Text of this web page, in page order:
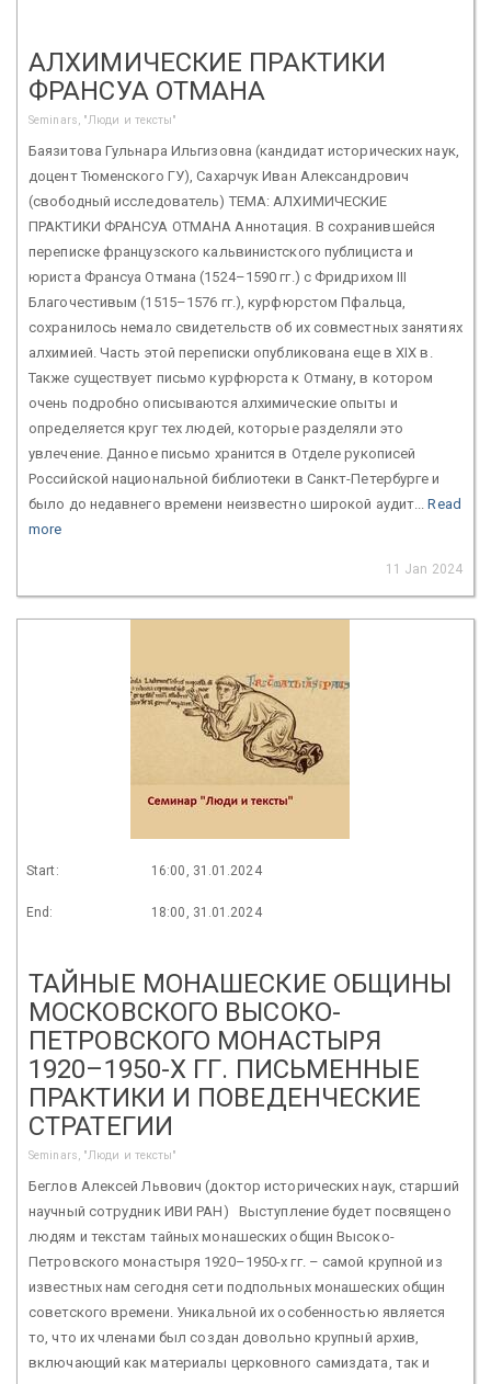
АЛХИМИЧЕСКИЕ ПРАКТИКИ
ФРАНСУА ОТМАНА
Seminars, "Люди и тексты"
Баязитова Гульнара Ильгизовна (кандидат исторических наук,
доцент Тюменского ГУ), Сахарчук Иван Александрович
(свободный исследователь) ТЕМА: АЛХИМИЧЕСКИЕ
ПРАКТИКИ ФРАНСУА ОТМАНА Аннотация. В сохранившейся
переписке французского кальвинистского публициста и
юриста Франсуа Отмана (1524–1590 гг.) с Фридрихом III
Благочестивым (1515–1576 гг.), курфюрстом Пфальца,
сохранилось немало свидетельств об их совместных занятиях
алхимией. Часть этой переписки опубликована еще в XIX в.
Также существует письмо курфюрста к Отману, в котором
очень подробно описываются алхимические опыты и
определяется круг тех людей, которые разделяли это
увлечение. Данное письмо хранится в Отделе рукописей
Российской национальной библиотеки в Санкт-Петербурге и
было до недавнего времени неизвестно широкой аудит...Read
more
11 Jan 2024
Start: 16:00, 31.01.2024
End: 18:00, 31.01.2024
ТАЙНЫЕ МОНАШЕСКИЕ ОБЩИНЫ
МОСКОВСКОГО ВЫСОКО-
ПЕТРОВСКОГО МОНАСТЫРЯ
1920–1950-Х ГГ. ПИСЬМЕННЫЕ
ПРАКТИКИ И ПОВЕДЕНЧЕСКИЕ
СТРАТЕГИИ
Seminars, "Люди и тексты"
Беглов Алексей Львович (доктор исторических наук, старший
научный сотрудник ИВИ РАН) Выступление будет посвящено
людям и текстам тайных монашеских общин Высоко-
Петровского монастыря 1920–1950-х гг. – самой крупной из
известных нам сегодня сети подпольных монашеских общин
советского времени. Уникальной их особенностью является
то, что их членами был создан довольно крупный архив,
включающий как материалы церковного самиздата, так и